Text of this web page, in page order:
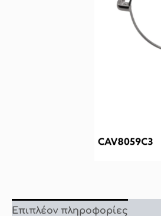
Επιπλέον πληροφορίες